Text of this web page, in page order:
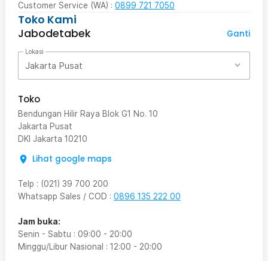
Customer Service (WA) : 0899 721 7050
Toko Kami
Jabodetabek
Ganti
Lokasi
Jakarta Pusat
Toko
Bendungan Hilir Raya Blok G1 No. 10
Jakarta Pusat
DKI Jakarta 10210
Lihat google maps
Telp : (021) 39 700 200
Whatsapp Sales / COD : 0896 135 222 00
Jam buka:
Senin - Sabtu : 09:00 - 20:00
Minggu/Libur Nasional : 12:00 - 20:00